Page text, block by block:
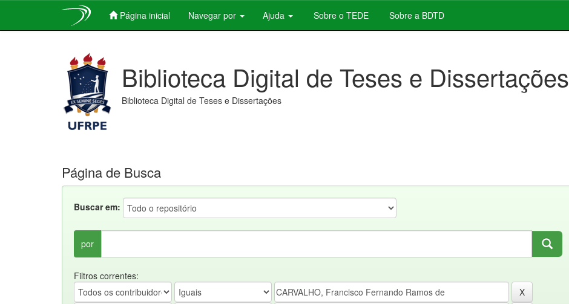
Página inicial Navegar por Ajuda Sobre o TEDE Sobre a BDTD
Biblioteca Digital de Teses e Dissertações
Biblioteca Digital de Teses e Dissertações
Página de Busca
Buscar em:
por
Filtros correntes: